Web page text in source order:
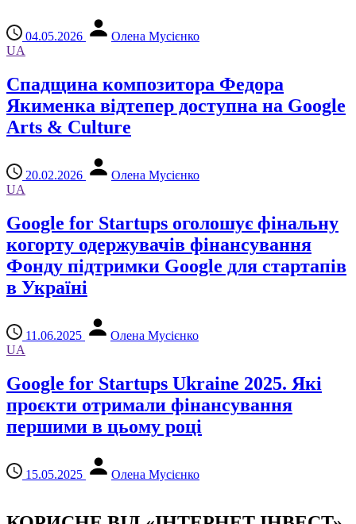
04.05.2026
Олена Мусієнко
UA
Спадщина композитора Федора
Якименка відтепер доступна на Google
Arts & Culture
20.02.2026
Олена Мусієнко
UA
Google for Startups оголошує фінальну
когорту одержувачів фінансування
Фонду підтримки Google для стартапів
в Україні
11.06.2025
Олена Мусієнко
UA
Google for Startups Ukraine 2025. Які
проєкти отримали фінансування
першими в цьому році
15.05.2025 Олена Мусієнко